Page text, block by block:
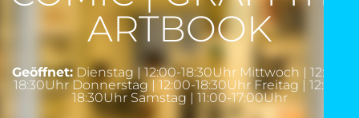
ARTBOOK
Geöffnet: Dienstag | 12:00-18:30Uhr Mittwoch | 12:00-
18:30Uhr Donnerstag | 12:00-18:30Uhr Freitag | 12:00-
18:30Uhr Samstag | 11:00-17:00Uhr